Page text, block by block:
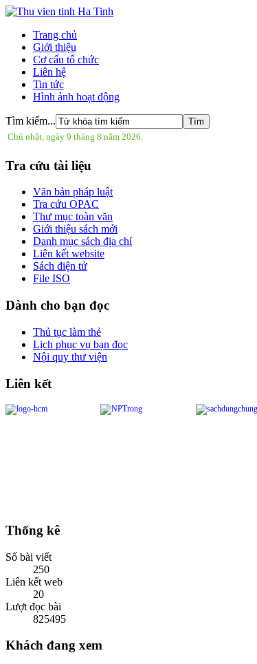
Trang chủ
Giới thiệu
Cơ cấu tổ chức
Liên hệ
Tin tức
Hình ảnh hoạt động
Tìm kiếm...
Chủ nhật, ngày 9 tháng 8 năm 2026.
Tra cứu tài liệu
Văn bản pháp luật
Tra cứu OPAC
Thư mục toàn văn
Giới thiệu sách mới
Danh mục sách địa chí
Liên kết website
Sách điện tử
File ISO
Dành cho bạn đọc
Thủ tục làm thẻ
Lịch phục vụ bạn đọc
Nội quy thư viện
Liên kết
Thống kê
Số bài viết
250
Liên kết web
20
Lượt đọc bài
825495
Khách đang xem